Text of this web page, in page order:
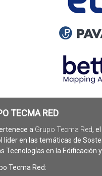
TECMA RED
a Grupo Tecma Red,
líder en las temáticas de
Tecnologías en la Edificación y
Tecma Red: